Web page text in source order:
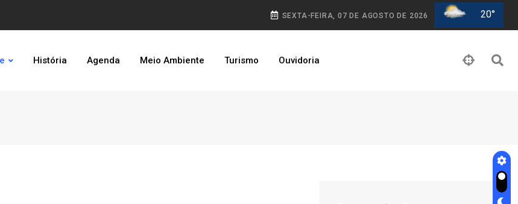
SEXTA-FEIRA, 07 DE AGOSTO DE 2026 20°
História Agenda Meio Ambiente Turismo Ouvidoria